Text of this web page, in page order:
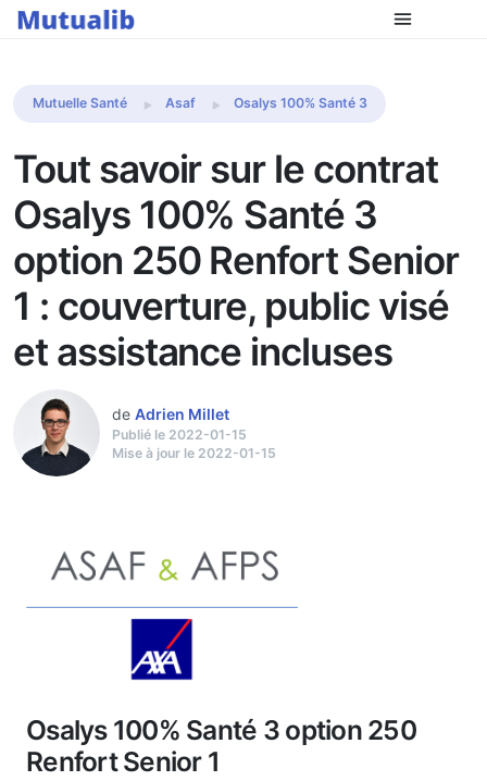
Comparer les mutuelles
Mutuelle Santé Asaf Osalys 100% Santé 3
Tout savoir sur le contrat
Osalys 100% Santé 3
option 250 Renfort Senior
1 : couverture, public visé
et assistance incluses
de Adrien Millet
Publié le 2022-01-15
Mise à jour le 2022-01-15
Osalys 100% Santé 3 option 250
Renfort Senior 1